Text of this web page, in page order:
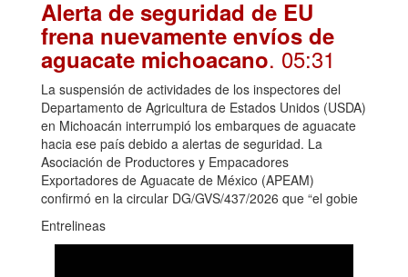
Alerta de seguridad de EU
frena nuevamente envíos de
aguacate michoacano. 05:31
La suspensión de actividades de los inspectores del
Departamento de Agricultura de Estados Unidos (USDA)
en Michoacán interrumpió los embarques de aguacate
hacia ese país debido a alertas de seguridad. La
Asociación de Productores y Empacadores
Exportadores de Aguacate de México (APEAM)
confirmó en la circular DG/GVS/437/2026 que “el gobie
Entrelineas